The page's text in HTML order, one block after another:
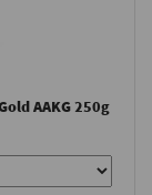
AAKG 250g